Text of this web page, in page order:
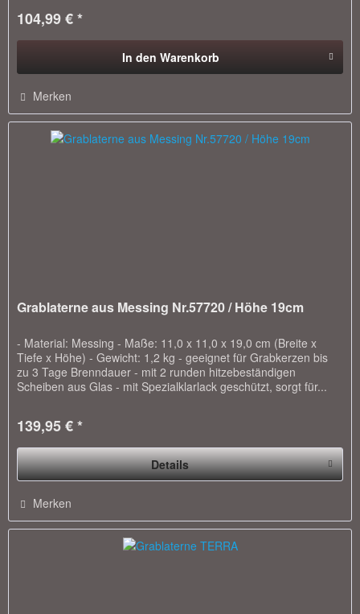
104,99 € *
In den Warenkorb
Merken
Grablaterne aus Messing Nr.57720 / Höhe 19cm
- Material: Messing - Maße: 11,0 x 11,0 x 19,0 cm (Breite x
Tiefe x Höhe) - Gewicht: 1,2 kg - geeignet für Grabkerzen bis
zu 3 Tage Brenndauer - mit 2 runden hitzebeständigen
Scheiben aus Glas - mit Spezialklarlack geschützt, sorgt für...
139,95 € *
Details
Merken